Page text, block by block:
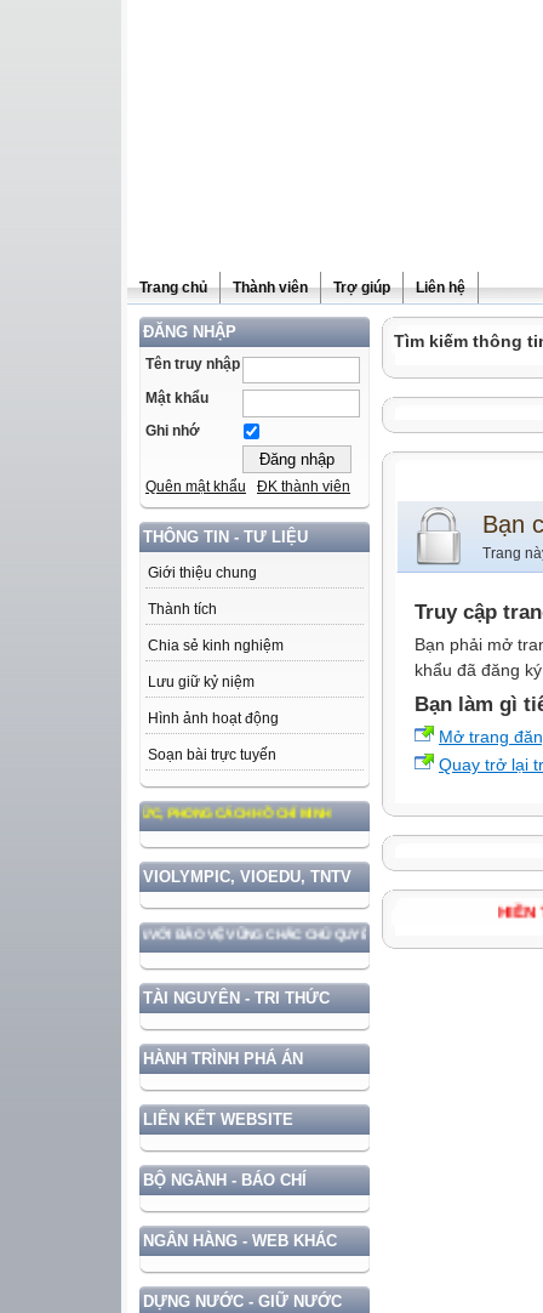
Trang chủ Thành viên Trợ giúp Liên hệ
ĐĂNG NHẬP
Tên truy nhập
Mật khẩu
Ghi nhớ
Quên mật khẩu ĐK thành viên
THÔNG TIN - TƯ LIỆU
Giới thiệu chung
Thành tích
Chia sẻ kinh nghiệm
Lưu giữ kỷ niệm
Hình ảnh hoạt động
Soạn bài trực tuyến
TƯ TƯỞNG, ĐẠO ĐỨC, PHONG CÁCH HỒ CHÍ MINH
VIOLYMPIC, VIOEDU, TNTV
ĐẤT NƯỚC GẮN VỚI BẢO VỆ VỮNG CHẮC CHỦ QUYỀN VÀ ĐỘC LẬP DÂN TỘC!
TÀI NGUYÊN - TRI THỨC
HÀNH TRÌNH PHÁ ÁN
LIÊN KẾT WEBSITE
BỘ NGÀNH - BÁO CHÍ
NGÂN HÀNG - WEB KHÁC
DỰNG NƯỚC - GIỮ NƯỚC
Tìm kiếm thông
Bạn
Trang
Truy cập
Bạn phải mở
khẩu đã đăng
Bạn làm gì
Mở trang
Quay trở lại